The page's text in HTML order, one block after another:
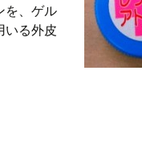
を、ゲル
いる外皮